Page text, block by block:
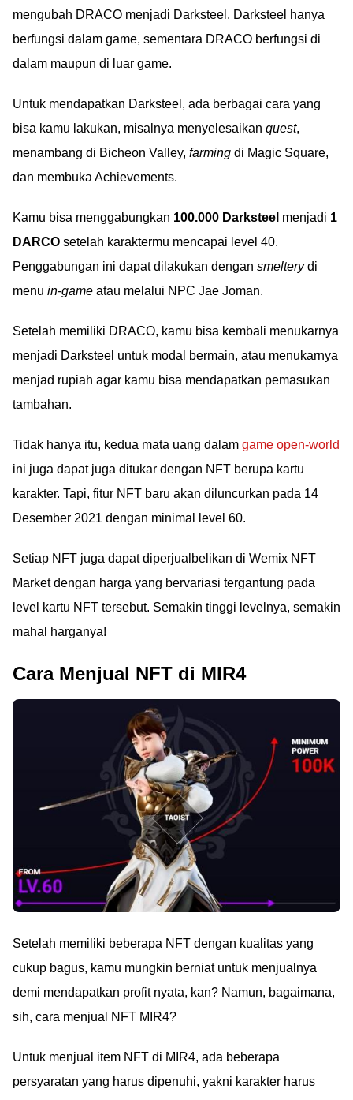
mengubah DRACO menjadi Darksteel. Darksteel hanya
berfungsi dalam game, sementara DRACO berfungsi di
dalam maupun di luar game.
Untuk mendapatkan Darksteel, ada berbagai cara yang
bisa kamu lakukan, misalnya menyelesaikan quest,
menambang di Bicheon Valley, farming di Magic Square,
dan membuka Achievements.
Kamu bisa menggabungkan 100.000 Darksteel menjadi 1
DARCO setelah karaktermu mencapai level 40.
Penggabungan ini dapat dilakukan dengan smelterydi
menu in-game atau melalui NPC Jae Joman.
Setelah memiliki DRACO, kamu bisa kembali menukarnya
menjadi Darksteel untuk modal bermain, atau menukarnya
menjad rupiah agar kamu bisa mendapatkan pemasukan
tambahan.
Tidak hanya itu, kedua mata uang dalam game open-world
ini juga dapat juga ditukar dengan NFT berupa kartu
karakter. Tapi, fitur NFT baru akan diluncurkan pada 14
Desember 2021 dengan minimal level 60.
Setiap NFT juga dapat diperjualbelikan di Wemix NFT
Market dengan harga yang bervariasi tergantung pada
level kartu NFT tersebut. Semakin tinggi levelnya, semakin
mahal harganya!
Cara Menjual NFT di MIR4
Setelah memiliki beberapa NFT dengan kualitas yang
cukup bagus, kamu mungkin berniat untuk menjualnya
demi mendapatkan profit nyata, kan? Namun, bagaimana,
sih, cara menjual NFT MIR4?
Untuk menjual item NFT di MIR4, ada beberapa
persyaratan yang harus dipenuhi, yakni karakter harus